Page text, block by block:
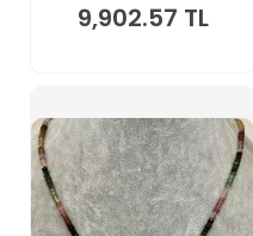
9,902.57 TL